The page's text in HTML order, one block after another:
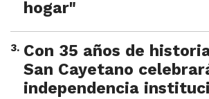
hogar"
3. Con 35 años de
San Cayetano
independencia